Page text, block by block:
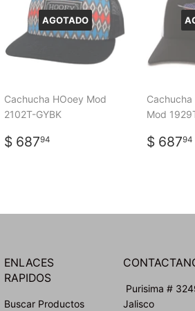
AGOTADO
Cachucha HOoey Mod
2102T-GYBK
PRECIO
$ 68794
Cachucha
Mod
$ 68794
ENLACES
RAPIDOS
Buscar Productos
Purisima #
Jalisco